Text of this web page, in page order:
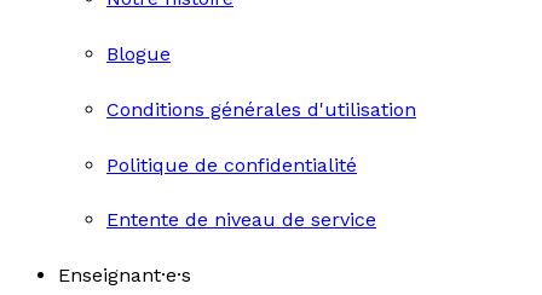
Blogue
Conditions générales d'utilisation
Politique de confidentialité
Entente de niveau de service
Enseignant·e·s